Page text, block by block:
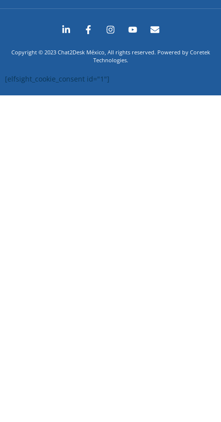
Copyright © 2023 Chat2Desk México, All rights reserved. Powered by Coretek
Technologies.
[elfsight_cookie_consent id="1"]